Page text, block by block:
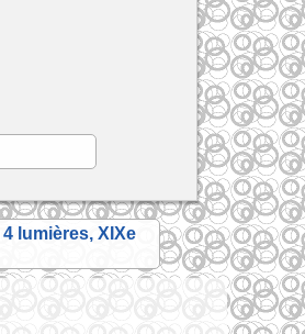
lumières, XIXe